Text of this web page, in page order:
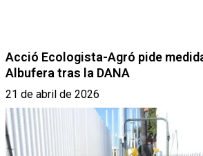
Acció Ecologista-Agró pide
Albufera tras la DANA
21 de abril de 2026